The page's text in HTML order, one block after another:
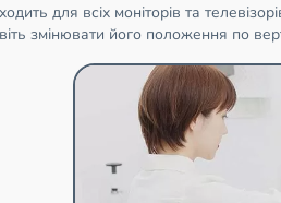
для всіх моніторів та
змінювати його положення по